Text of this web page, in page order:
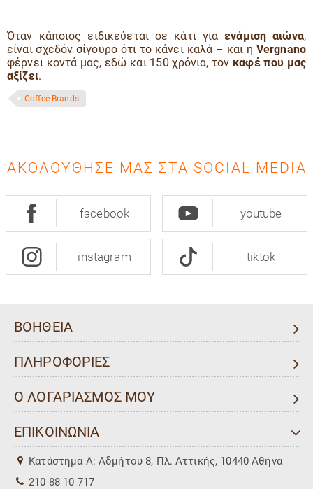
Όταν κάποιος ειδικεύεται σε κάτι γιαενάμιση αιώνα,
είναι σχεδόν σίγουρο ότι το κάνει καλά – και η Vergnano
φέρνει κοντά μας, εδώ και 150 χρόνια, τον καφέ που μας
αξίζει.
Coffee Brands
ΑΚΟΛΟΎΘΗΣΈ ΜΑΣ ΣΤΑ SOCIAL MEDIA
facebook youtube
instagram tiktok
ΒΟΗΘΕΙΑ
ΠΛΗΡΟΦΟΡΙΕΣ
Ο ΛΟΓΑΡΙΑΣΜΟΣ ΜΟΥ
ΕΠΙΚΟΙΝΩΝΙΑ
Kατάστημα Α: Αδμήτου 8, Πλ. Αττικής, 10440 Αθήνα
210 88 10 717